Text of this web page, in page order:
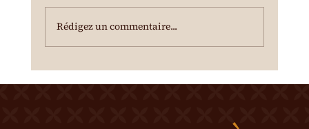
Rédigez un commentaire...